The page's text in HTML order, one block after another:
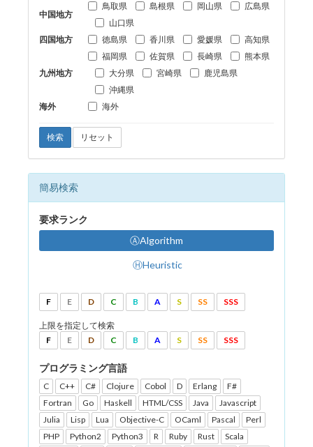
中国地方
鳥取県 島根県 岡山県
広島県
山口県
四国地方
徳島県 香川県 愛媛県 高知県
九州地方
福岡県 佐賀県 長崎県
熊本県
大分県
宮崎県
鹿児島県
沖縄県
海外
海外
検索 リセット
簡易検索
要求ランク
ⒶAlgorithm
ⒽHeuristic
F E D C B A S SS SSS
上限を指定して検索
F
E D C B A S SS SSS
プログラミング言語
C C++ C# Clojure Cobol D Erlang
F#
Fortran
Go Haskell HTML/CSS Java
Javascript
Julia
Lisp Lua Objective-C OCaml Pascal
Perl
PHP
Python2 Python3 R Ruby Rust
Scala